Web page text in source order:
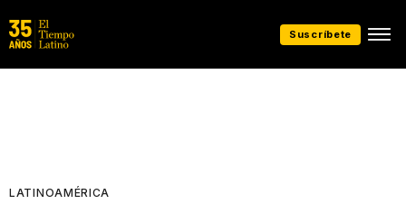
Suscríbete
LATINOAMÉRICA